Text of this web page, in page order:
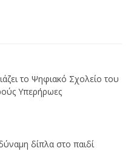
το Ψηφιακό Σχολείο του
Υπερήρωες
δίπλα στο παιδί